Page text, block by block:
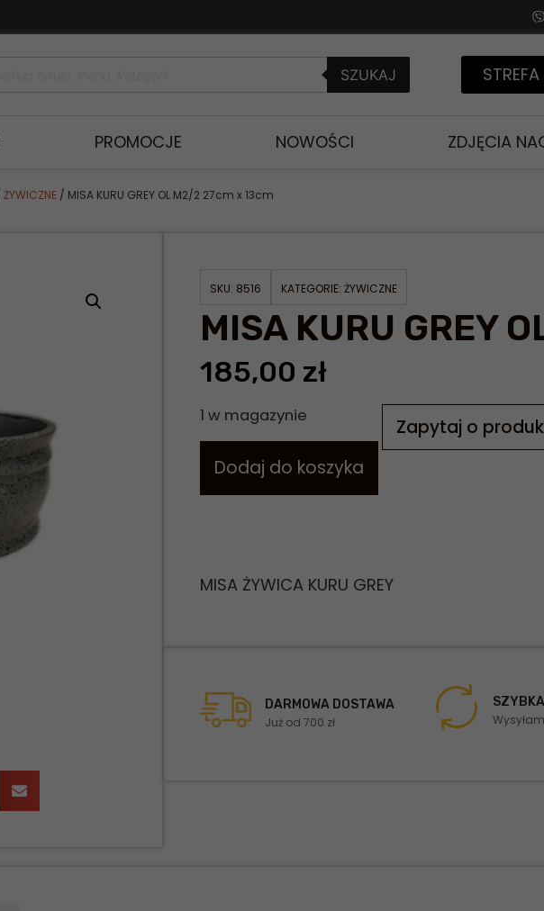
SZUKAJ
PROMOCJE NOWOŚCI ZDJĘCIA
ŻYWICZNE / MISA KURU GREY OL M2/2 27cm x 13cm
SKU: 8516 KATEGORIE:ŻYWICZNE
MISA KURU GREY
185,00 zł
1 w magazynie
Dodaj do koszyka
Zapytaj o
MISA ŻYWICA KURU GREY
DARMOWA DOSTAWA
Już od 700 zł